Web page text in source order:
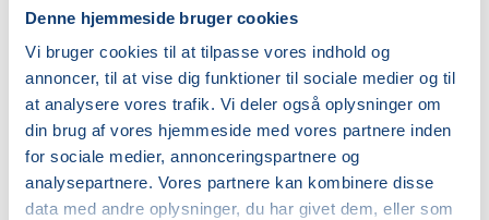
Denne hjemmeside bruger cookies
Vi bruger cookies til at tilpasse vores indhold og
annoncer, til at vise dig funktioner til sociale medier og til
at analysere vores trafik. Vi deler også oplysninger om
din brug af vores hjemmeside med vores partnere inden
for sociale medier, annonceringspartnere og
analysepartnere. Vores partnere kan kombinere disse
data med andre oplysninger, du har givet dem, eller som
genkendelse. De velkendte sange, lege og
føle sig hjemme, deltage aktivt og udvikle sig i sit eget
tempo.
Undervejs får I inspiration til enkle og sjove
bevægelseslege, som kan tages med hjem og skabe
hyggelige stunder i hverdagen.
DKK 852,00
Studerende-FRB
DKK 868,00
Unge (18-25 år)-KBH
DKK 852,00